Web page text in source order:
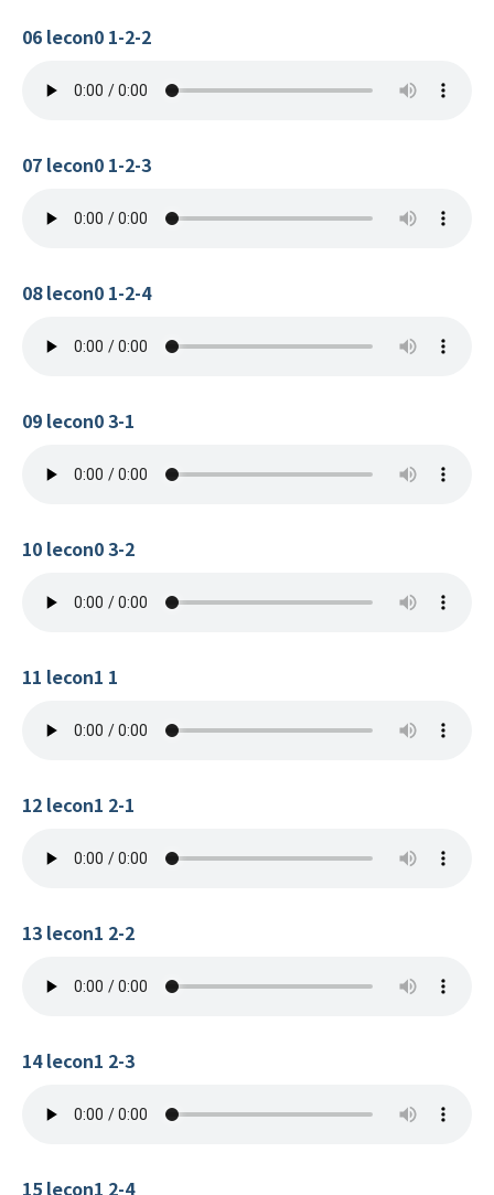
06 lecon0 1-2-2
07 lecon0 1-2-3
08 lecon0 1-2-4
09 lecon0 3-1
10 lecon0 3-2
11 lecon1 1
12 lecon1 2-1
13 lecon1 2-2
14 lecon1 2-3
15 lecon1 2-4